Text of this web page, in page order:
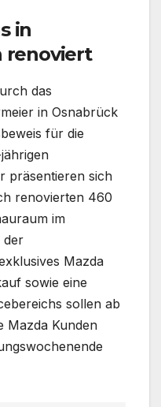
in
renoviert
das
in Osnabrück
für die
präsentieren sich
renovierten 460
im
der
Mazda
sowie eine
sollen ab
Mazda Kunden